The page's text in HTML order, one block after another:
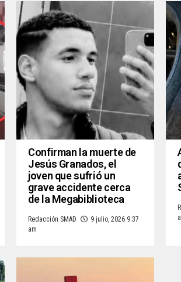
Confirman la muerte de
Jesús Granados, el
joven que sufrió un
grave accidente cerca
de la Megabiblioteca
Redacción SMAD
9 julio, 2026 9:37
am